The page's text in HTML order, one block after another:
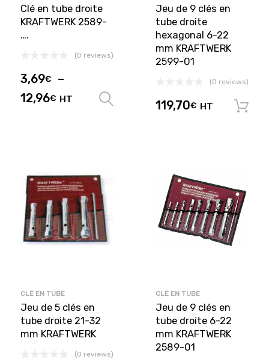
Clé en tube droite
KRAFTWERK 2589-
….
(0 reviews)
3,69€
–
12,96€ HT Choix des options
Jeu de 9 clés en
tube droite
hexagonal 6-22
mm KRAFTWERK
2599-01
(0 reviews)
119,70€ HT
CLÉ EN TUBE
Jeu de 5 clés en
tube droite 21-32
mm KRAFTWERK
(0 reviews)
CLÉ EN TUBE
Jeu de 9 clés en
tube droite 6-22
mm KRAFTWERK
2589-01